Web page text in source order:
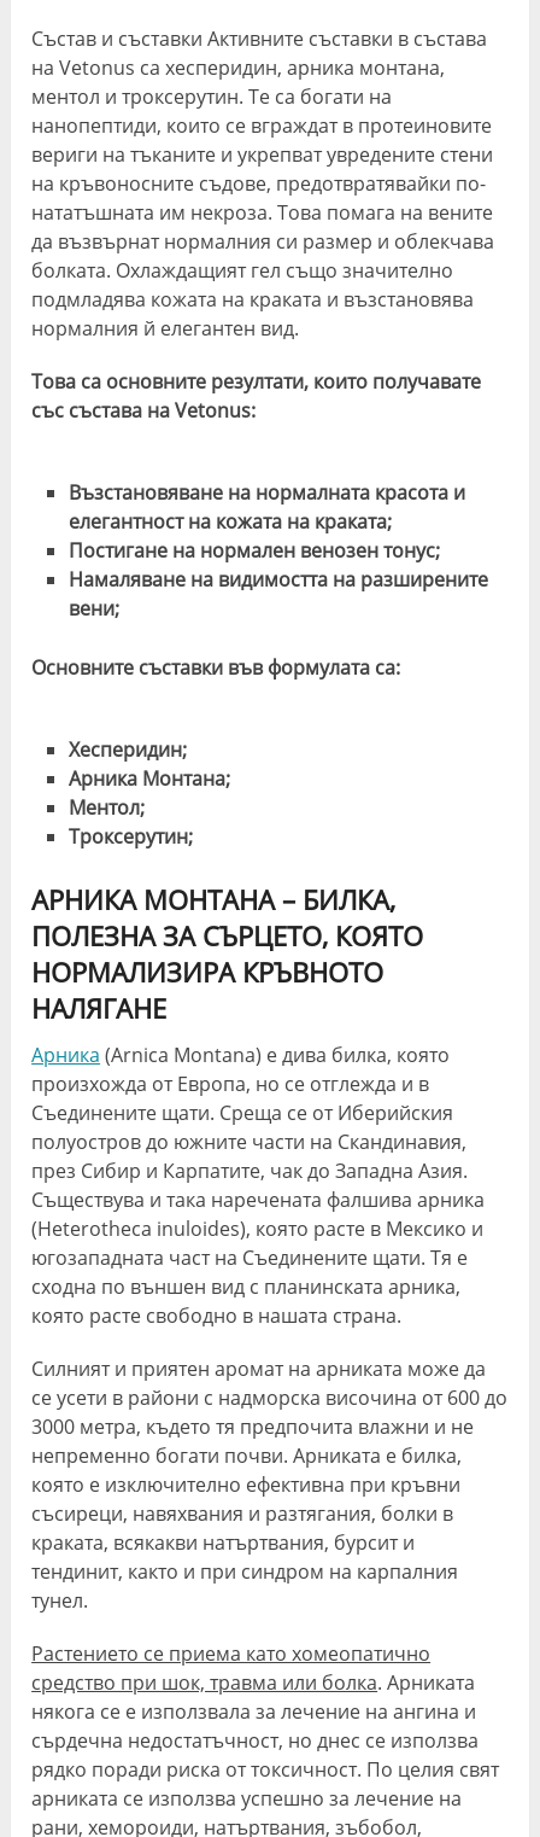
Състав и съставки Активните съставки в състава
на Vetonus са хесперидин, арника монтана,
ментол и троксерутин. Те са богати на
нанопептиди, които се вграждат в протеиновите
вериги на тъканите и укрепват увредените стени
на кръвоносните съдове, предотвратявайки по-
нататъшната им некроза. Това помага на вените
да възвърнат нормалния си размер и облекчава
болката. Охлаждащият гел също значително
подмладява кожата на краката и възстановява
нормалния й елегантен вид.
Това са основните резултати, които получавате
със състава на Vetonus:
Възстановяване на нормалната красота и
елегантност на кожата на краката;
Постигане на нормален венозен тонус;
Намаляване на видимостта на разширените
вени;
Основните съставки във формулата са:
Хесперидин;
Арника Монтана;
Ментол;
Троксерутин;
АРНИКА МОНТАНА – БИЛКА,
ПОЛЕЗНА ЗА СЪРЦЕТО, КОЯТО
НОРМАЛИЗИРА КРЪВНОТО
НАЛЯГАНЕ
Арника (Arnica Montana) е дива билка, която
произхожда от Европа, но се отглежда и в
Съединените щати. Среща се от Иберийския
полуостров до южните части на Скандинавия,
през Сибир и Карпатите, чак до Западна Азия.
Съществува и така наречената фалшива арника
(Heterotheca inuloides), която расте в Мексико и
югозападната част на Съединените щати. Тя е
сходна по външен вид с планинската арника,
която расте свободно в нашата страна.
Силният и приятен аромат на арниката може да
се усети в райони с надморска височина от 600 до
3000 метра, където тя предпочита влажни и не
непременно богати почви. Арниката е билка,
която е изключително ефективна при кръвни
съсиреци, навяхвания и разтягания, болки в
краката, всякакви натъртвания, бурсит и
тендинит, както и при синдром на карпалния
тунел.
Растението се приема като хомеопатично
средство при шок, травма или болка. Арниката
някога се е използвала за лечение на ангина и
сърдечна недостатъчност, но днес се използва
рядко поради риска от токсичност. По целия свят
арниката се използва успешно за лечение на
рани, хемороиди, натъртвания, зъбобол,